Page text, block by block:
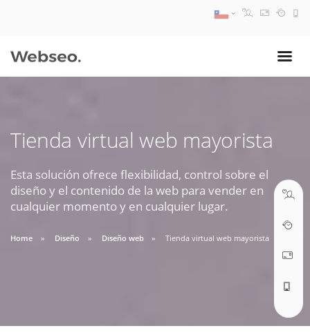
Tienda virtual web mayorista
Esta solución ofrece flexibilidad, control sobre el
diseño y el contenido de la web para vender en
cualquier momento y en cualquier lugar.
Home Diseño Diseño web Tienda virtual web mayorista
09:30 AM A 18:30 PM
soporte@webseo.cl
ABRIR TICKET